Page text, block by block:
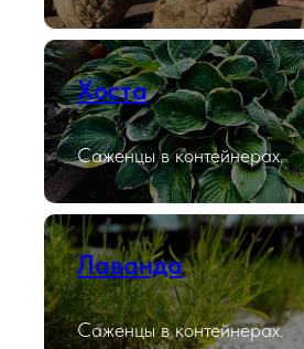
Хоста
Саженцы в контейнерах.
Лаванда
Саженцы в контейнерах.